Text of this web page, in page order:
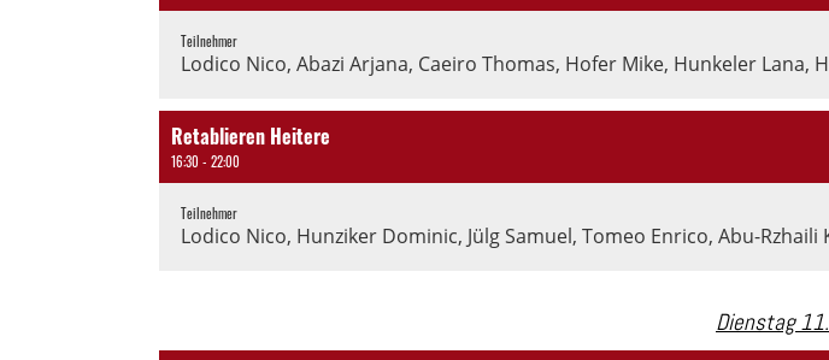
Teilnehmer
Lodico Nico, Abazi Arjana, Caeiro Thomas, Hofer Mike, Hunkeler
Retablieren Heitere
16:30 - 22:00
Teilnehmer
Lodico Nico, Hunziker Dominic, Jülg Samuel, Tomeo Enrico, Abu-Rzhaili
Dienstag